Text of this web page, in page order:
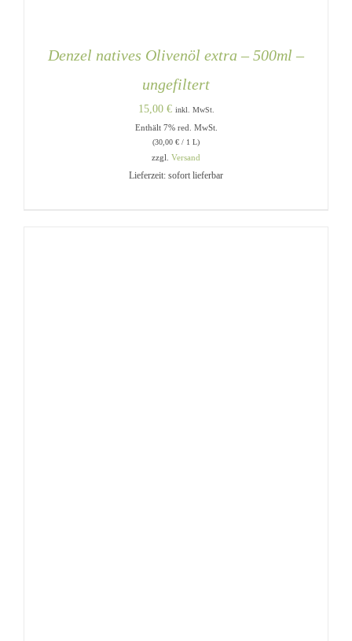
Denzel natives Olivenöl extra – 500ml –
ungefiltert
15,00 € inkl. MwSt.
Enthält 7% red. MwSt.
(30,00 € / 1 L)
zzgl. Versand
Lieferzeit: sofort lieferbar